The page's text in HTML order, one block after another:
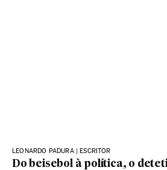
LEONARDO PADURA | ESCRITOR
Do beisebol à política, o